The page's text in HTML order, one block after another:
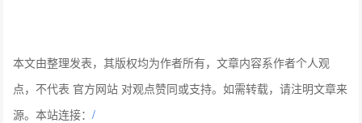
本文由整理发表，其版权均为作者所有，文章内容系作者个人观
点，不代表 官方网站 对观点赞同或支持。如需转载，请注明文章来
源。本站连接：/